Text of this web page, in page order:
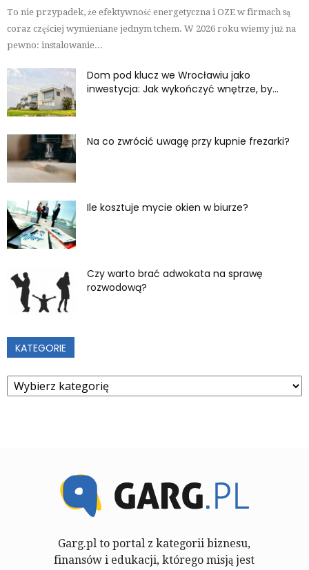
To nie przypadek, że efektywność energetyczna i OZE w firmach są
coraz częściej wymieniane jednym tchem. W 2026 roku wiemy już na
pewno: instalowanie...
Dom pod klucz we Wrocławiu jako
inwestycja: Jak wykończyć wnętrze, by...
Na co zwrócić uwagę przy kupnie frezarki?
Ile kosztuje mycie okien w biurze?
Czy warto brać adwokata na sprawę
rozwodową?
KATEGORIE
Kategorie
Garg.pl to portal z kategorii biznesu,
finansów i edukacji, którego misją jest